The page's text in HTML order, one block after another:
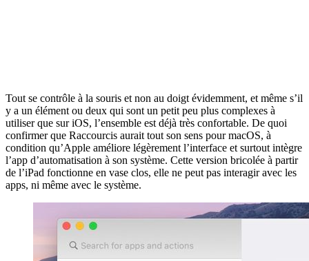
Tout se contrôle à la souris et non au doigt évidemment, et même s’il
y a un élément ou deux qui sont un petit peu plus complexes à
utiliser que sur iOS, l’ensemble est déjà très confortable. De quoi
confirmer que Raccourcis aurait tout son sens pour macOS, à
condition qu’Apple améliore légèrement l’interface et surtout intègre
l’app d’automatisation à son système. Cette version bricolée à partir
de l’iPad fonctionne en vase clos, elle ne peut pas interagir avec les
apps, ni même avec le système.